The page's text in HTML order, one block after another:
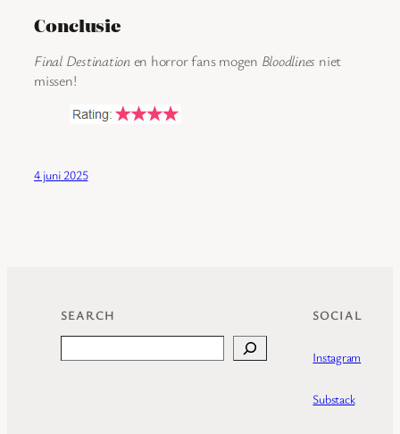
Conclusie
Final Destinationen horror fans mogen Bloodlines niet
missen!
4 juni 2025
SEARCH SOCIAL
Instagram
Substack